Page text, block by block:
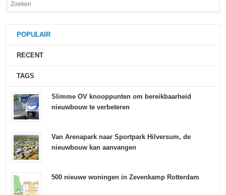
POPULAIR
RECENT
TAGS
Slimme OV knooppunten om bereikbaarheid
nieuwbouw te verbeteren
Van Arenapark naar Sportpark Hilversum, de
nieuwbouw kan aanvangen
500 nieuwe woningen in Zevenkamp Rotterdam